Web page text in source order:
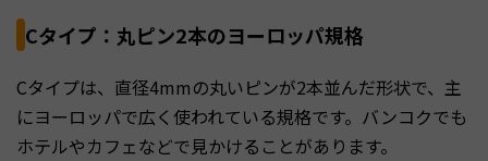
Cタイプ：丸ピン2本のヨーロッパ規格
Cタイプは、直径4mmの丸いピンが2本並んだ形状で、主
にヨーロッパで広く使われている規格です。バンコクでも
ホテルやカフェなどで見かけることがあります。